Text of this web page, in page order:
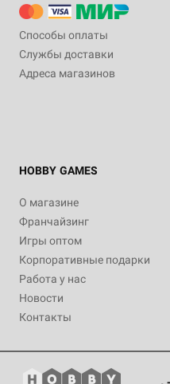
Способы оплаты
Службы доставки
Адреса магазинов
HOBBY GAMES
О магазине
Франчайзинг
Игры оптом
Корпоративные подарки
Работа у нас
Новости
Контакты